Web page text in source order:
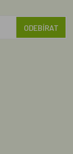
ODEBÍRAT